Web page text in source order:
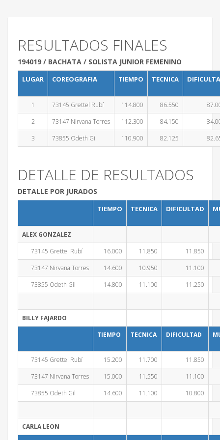
RESULTADOS FINALES
194019 / BACHATA / SOLISTA JUNIOR FEMENINO
LUGAR COREOGRAFIA TIEMPO TECNICA
1 73145 Grettel Rubí 114.800 86.550
2
73147 Nirvana Torres 112.300 84.150
3
73855 Odeth Gil 110.900 82.125
DETALLE DE RESULTADOS
DETALLE POR JURADOS
TIEMPO TECNICA DIFICULTAD
ALEX GONZALEZ
73145 Grettel Rubí
16.000 11.850
11.850
73147 Nirvana Torres
14.600 10.950
11.100
73855 Odeth Gil
14.800 11.100 11.250
BILLY FAJARDO
TIEMPO
TECNICA DIFICULTAD
73145 Grettel Rubí 15.200 11.700
11.850
73147 Nirvana Torres
15.000 11.550
11.100
73855 Odeth Gil
14.600 11.100 10.800
CARLA LEON